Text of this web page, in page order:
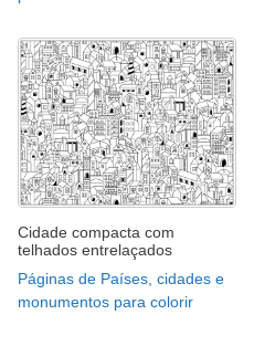
Cidade compacta com
telhados entrelaçados
Páginas de Países, cidades e
monumentos para colorir